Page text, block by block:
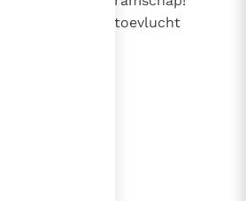
dan allen die toevlucht